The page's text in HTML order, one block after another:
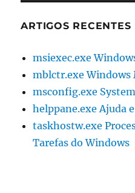
ARTIGOS RECENTES
msiexec.exe
mblctr.exe
msconfig.exe
helppane.exe Ajuda
taskhostw.exe
Tarefas do Windows